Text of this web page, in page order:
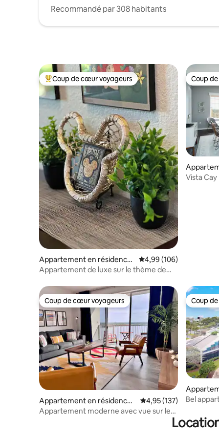
Recommandé par 308 habitants
Coups de cœur voyageurs les plus appréciés
Coup de cœur voyageurs
Appartement en résidence
⋅ Orlando
Évaluation moyenne
4,99 (106)
Appartement de luxe sur le thème de
Coup
Coup
Orlando
Vista
Coup de cœur voyageurs
Coup de cœur voyageurs
Appartement en résidence ⋅
Orlando
Évaluation moyenne
4,95 (137)
Appartement moderne avec vue sur le
Coup
Coup
Orlando
Bel